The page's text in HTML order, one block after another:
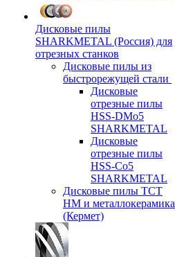
Дисковые пилы
SHARKMETAL (Россия) для
отрезных станков
Дисковые пилы из
быстрорежущей стали
Дисковые
отрезные пилы
HSS-DMo5
SHARKMETAL
Дисковые
отрезные пилы
HSS-Co5
SHARKMETAL
Дисковые пилы ТСТ
НМ и металлокерамика
(Кермет)